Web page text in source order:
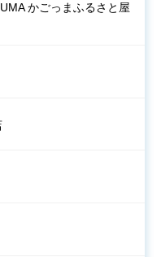
かごっまふるさと屋